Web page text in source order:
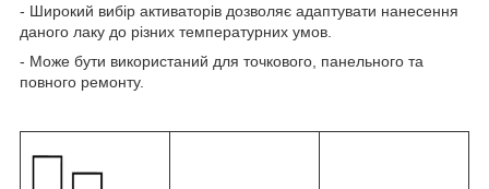
- Широкий вибір активаторів дозволяє адаптувати нанесення
даного лаку до різних температурних умов.
- Може бути використаний для точкового, панельного та
повного ремонту.